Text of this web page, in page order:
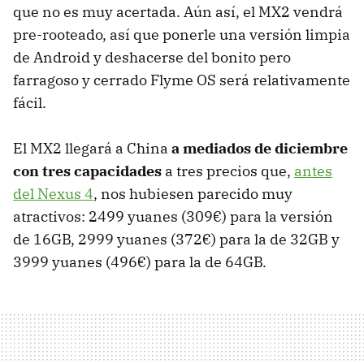
que no es muy acertada. Aún así, el MX2 vendrá
pre-rooteado, así que ponerle una versión limpia
de Android y deshacerse del bonito pero
farragoso y cerrado Flyme OS será relativamente
fácil.
El MX2 llegará a China a mediados de diciembre
con tres capacidades a tres precios que, antes
del Nexus 4, nos hubiesen parecido muy
atractivos: 2499 yuanes (309€) para la versión
de 16GB, 2999 yuanes (372€) para la de 32GB y
3999 yuanes (496€) para la de 64GB.